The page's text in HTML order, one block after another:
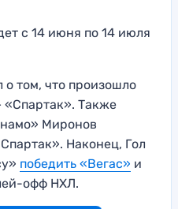
с 14 июня по 14 июля
том, что произошло
Также
Миронов
Наконец, Гол
победить «Вегас» и
офф НХЛ.